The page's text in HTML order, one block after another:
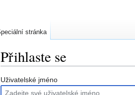
Přihlaste se
Skočit
na
Skočit
na
Uživatelské jméno
stránka